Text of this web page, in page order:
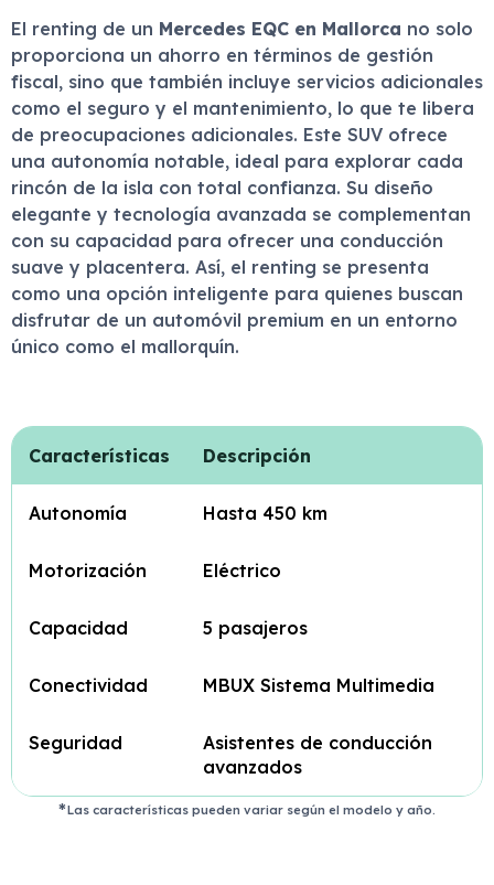
El renting de un Mercedes EQC en Mallorca no solo
proporciona un ahorro en términos de gestión
fiscal, sino que también incluye servicios adicionales
como el seguro y el mantenimiento, lo que te libera
de preocupaciones adicionales. Este SUV ofrece
una autonomía notable, ideal para explorar cada
rincón de la isla con total confianza. Su diseño
elegante y tecnología avanzada se complementan
con su capacidad para ofrecer una conducción
suave y placentera. Así, el renting se presenta
como una opción inteligente para quienes buscan
disfrutar de un automóvil premium en un entorno
único como el mallorquín.
Características Descripción
Autonomía Hasta 450 km
Motorización Eléctrico
Capacidad 5 pasajeros
Conectividad MBUX Sistema Multimedia
Seguridad
Asistentes de conducción
avanzados
Las características pueden variar según el modelo y año.